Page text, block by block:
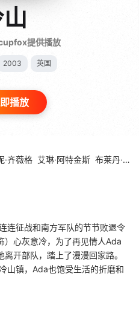
提供播放
2003 英国
播放
·齐薇格 艾琳·阿特金斯 布莱丹·格里森
征战和南方军队的节节败退令
心灰意冷，为了再见情人Ada
离开部队，踏上了漫漫回家路。
镇，Ada也饱受生活的折磨和